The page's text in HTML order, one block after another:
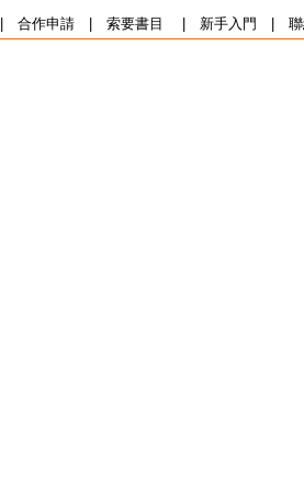
合作申請| 索要書目 新手入門